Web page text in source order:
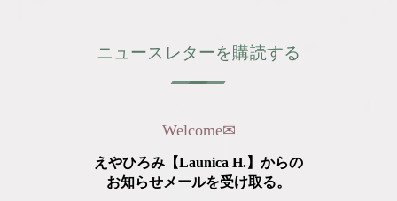
ニュースレターを購読する
Welcome✉︎
えやひろみ【Launica H.】からの
お知らせメールを受け取る。